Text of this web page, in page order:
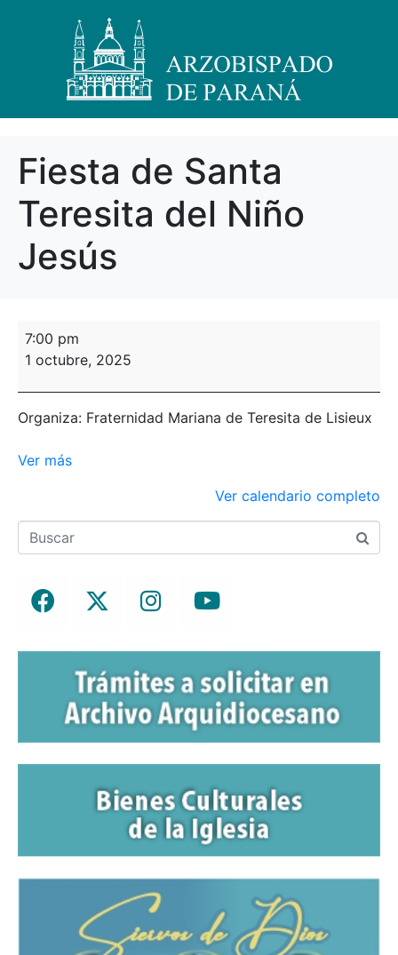
Fiesta de Santa
Teresita del Niño
Jesús
7:00 pm
1 octubre, 2025
Organiza: Fraternidad Mariana de Teresita de Lisieux
Ver más
Ver calendario completo